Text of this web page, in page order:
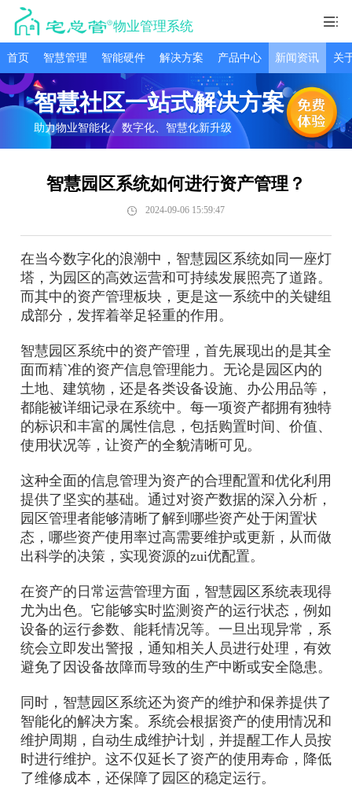
物业管理系统
首页 智慧管理 智能硬件 解决方案 产品中心 新闻资讯 关
智慧社区一站式解决方案
助力物业智能化、数字化、智慧化新升级
智慧园区系统如何进行资产管理？
2024-09-06 15:59:47
在当今数字化的浪潮中，智慧园区系统如同一座灯
塔，为园区的高效运营和可持续发展照亮了道路。
而其中的资产管理板块，更是这一系统中的关键组
成部分，发挥着举足轻重的作用。
智慧园区系统中的资产管理，首先展现出的是其全
面而精`准的资产信息管理能力。无论是园区内的
土地、建筑物，还是各类设备设施、办公用品等，
都能被详细记录在系统中。每一项资产都拥有独特
的标识和丰富的属性信息，包括购置时间、价值、
使用状况等，让资产的全貌清晰可见。
这种全面的信息管理为资产的合理配置和优化利用
提供了坚实的基础。通过对资产数据的深入分析，
园区管理者能够清晰了解到哪些资产处于闲置状
态，哪些资产使用率过高需要维护或更新，从而做
出科学的决策，实现资源的zui优配置。
在资产的日常运营管理方面，智慧园区系统表现得
尤为出色。它能够实时监测资产的运行状态，例如
设备的运行参数、能耗情况等。一旦出现异常，系
统会立即发出警报，通知相关人员进行处理，有效
避免了因设备故障而导致的生产中断或安全隐患。
同时，智慧园区系统还为资产的维护和保养提供了
智能化的解决方案。系统会根据资产的使用情况和
维护周期，自动生成维护计划，并提醒工作人员按
时进行维护。这不仅延长了资产的使用寿命，降低
了维修成本，还保障了园区的稳定运行。